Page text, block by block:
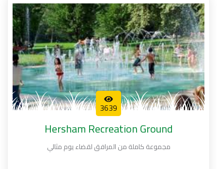
3639
Hersham Recreation Ground
مجموعة كاملة من المرافق لقضاء يوم مثالي